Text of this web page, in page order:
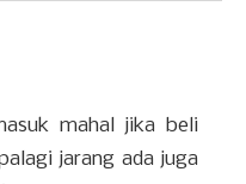
mahal jika beli
jarang ada juga